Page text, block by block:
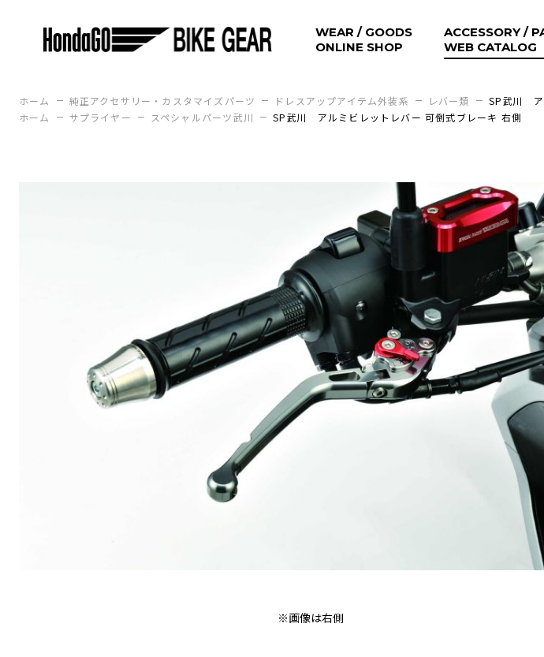
WEAR / GOODS
ONLINE SHOP
ACCESSORY /
WEB CATALOG
ホーム 純正アクセサリー・カスタマイズパーツ ドレスアップアイテム外装系 レバー類
SP武川 ア
ホーム
サプライヤー スペシャルパーツ武川 SP武川 アルミビレットレバー 可倒式ブレーキ 右側
※画像は右側